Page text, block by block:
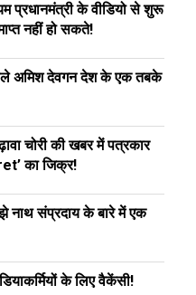
प्रधानमंत्री के वीडियो से शुरू
नहीं हो सकते!
अमिश देवगन देश के एक तबके
चोरी की खबर में पत्रकार
का जिक्र!
नाथ संप्रदाय के बारे में एक
के लिए वैकेंसी!